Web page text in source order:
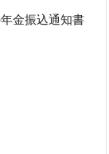
金振込通知書